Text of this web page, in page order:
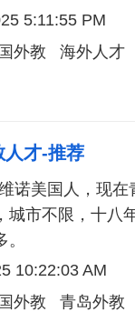
5:11:55 PM
外教 海外人才
人才-推荐
诺美国人，现
城市不限，十八
10:22:03 AM
外教 青岛外教